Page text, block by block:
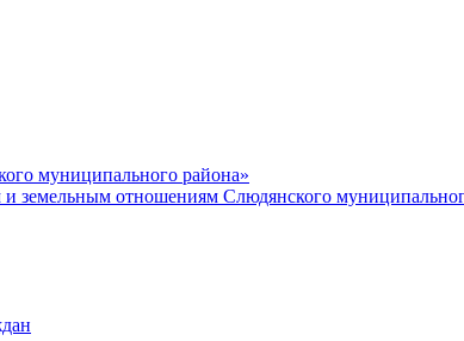
муниципального района»
отношениям Слюдянского